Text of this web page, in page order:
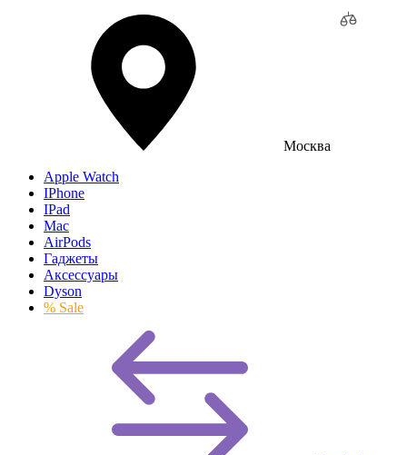
Москва
Apple Watch
IPhone
IPad
Mac
AirPods
Гаджеты
Аксессуары
Dyson
% Sale